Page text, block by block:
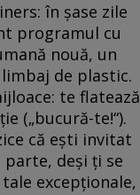
în şase zile
programul cu
nouă, un
de plastic.
te flatează
(„bucură-te!“).
că eşti invitat
parte, deşi ţi se
excepţionale,